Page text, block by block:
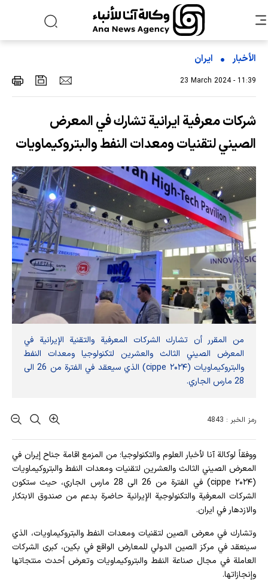
الأخبار ایران
23 March 2024 - 11:39
شركات معرفية ايرانية تشارك في المعرض
الصيني لتقنيات ومعدات النفط والبتروكيماويات
من المقرر أن تشارك الشركات المعرفية والتقنية الإيرانية في
المعرض الصيني الثالث والعشرين لتكنولوجيا ومعدات النفط
والبتروكيماويات (cippe ۲۰۲۴) الذي سيعقد في الفترة من 26 الى
28 مارس الجاري.
رمز الخبر : 4843
ووفقاً لوكالة آنا لأخبار العلوم والتكنولوجيا؛ من المزمع اقامة جناح إيران في
المعرض الصيني الثالث والعشرين لتقنيات ومعدات النفط والبتروكيماويات
(cippe ۲۰۲۴) في الفترة من 26 الى 28 مارس الجاري، حيث ستكون
الشركات المعرفية والتكنولوجية الإيرانية حاضرة بدعم من صندوق الابتكار
والازدهار في ايران.
وتشارك في معرض الصين لتقنيات ومعدات النفط والبتروكيماويات، الذي
سينعقد في مركز الصين الدولي للمعارض الواقع في بكين، كبرى الشركات
العاملة في مجال صناعة النفط والبتروكيماويات وتعرض أحدث منتجاتها
وإنجازاتها.